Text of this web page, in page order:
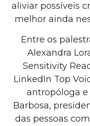
aliviar possíveis
melhor ainda
Entre os
Alexandra
Sensitivity
LinkedIn Top
antropóloga e
Barbosa,
das pessoas